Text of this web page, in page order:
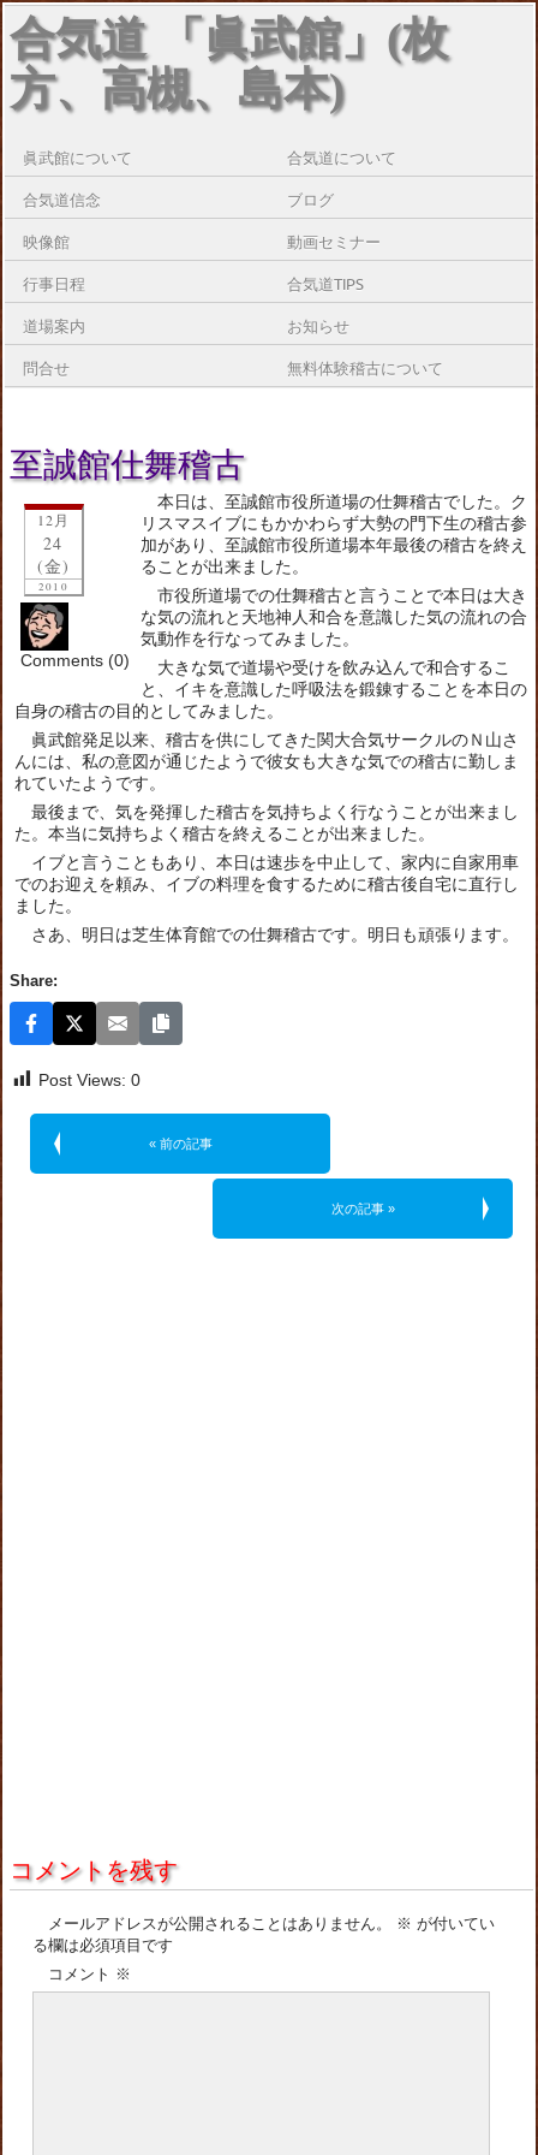
合気道 「眞武館」(枚
方、高槻、島本)
眞武館について 合気道について
合気道信念 ブログ
映像館 動画セミナー
行事日程 合気道TIPS
道場案内 お知らせ
問合せ 無料体験稽古について
至誠館仕舞稽古
12月
24
(金)
2010
Comments (0)
本日は、至誠館市役所道場の仕舞稽古でした。ク
リスマスイブにもかかわらず大勢の門下生の稽古参
加があり、至誠館市役所道場本年最後の稽古を終え
ることが出来ました。
市役所道場での仕舞稽古と言うことで本日は大き
な気の流れと天地神人和合を意識した気の流れの合
気動作を行なってみました。
大きな気で道場や受けを飲み込んで和合するこ
と、イキを意識した呼吸法を鍛錬することを本日の
自身の稽古の目的としてみました。
眞武館発足以来、稽古を供にしてきた関大合気サークルのＮ山さ
んには、私の意図が通じたようで彼女も大きな気での稽古に勤しま
れていたようです。
最後まで、気を発揮した稽古を気持ちよく行なうことが出来まし
た。本当に気持ちよく稽古を終えることが出来ました。
イブと言うこともあり、本日は速歩を中止して、家内に自家用車
でのお迎えを頼み、イブの料理を食するために稽古後自宅に直行し
ました。
さあ、明日は芝生体育館での仕舞稽古です。明日も頑張ります。
Share:
Post Views: 0
« 前の記事
次の記事 »
コメントを残す
メールアドレスが公開されることはありません。 ※ が付いてい
る欄は必須項目です
コメント ※